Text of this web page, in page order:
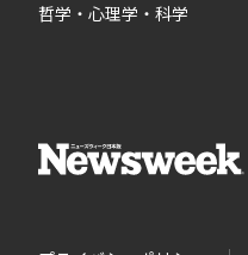
哲学・心理学・科学